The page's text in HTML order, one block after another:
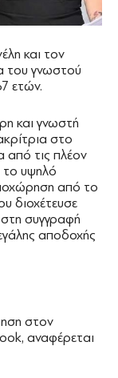
και τον
του γνωστού
ετών.
και γνωστή
στο
από τις πλέον
το υψηλό
από το
διοχέτευσε
συγγραφή
αποδοχής
στον
αναφέρεται